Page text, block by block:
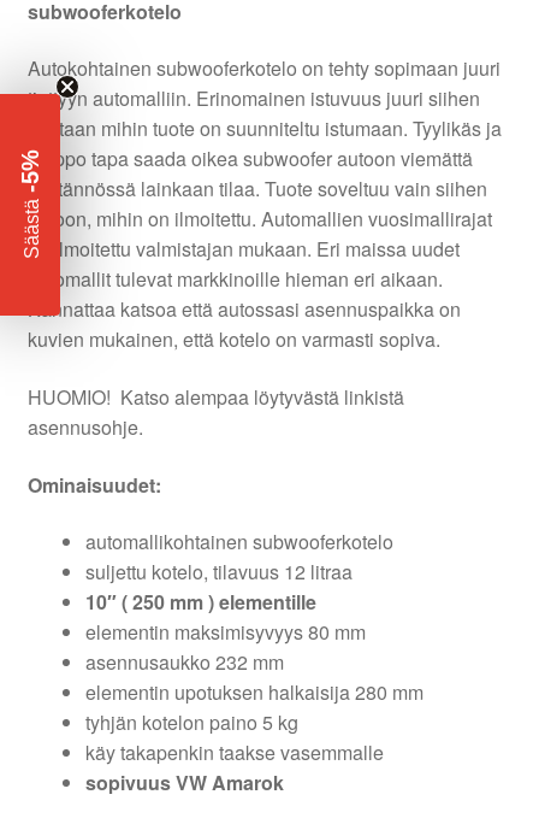
subwooferkotelo
Autokohtainen subwooferkotelo on tehty sopimaan juuri
tiettyyn automalliin. Erinomainen istuvuus juuri siihen
kohtaan mihin tuote on suunniteltu istumaan. Tyylikäs ja
helppo tapa saada oikea subwoofer autoon viemättä
käytännössä lainkaan tilaa. Tuote soveltuu vain siihen
autoon, mihin on ilmoitettu. Automallien vuosimallirajat
on ilmoitettu valmistajan mukaan. Eri maissa uudet
automallit tulevat markkinoille hieman eri aikaan.
Kannattaa katsoa että autossasi asennuspaikka on
kuvien mukainen, että kotelo on varmasti sopiva.
HUOMIO! Katso alempaa löytyvästä linkistä
asennusohje.
Ominaisuudet:
automallikohtainen subwooferkotelo
suljettu kotelo, tilavuus 12 litraa
10″ ( 250 mm ) elementille
elementin maksimisyvyys 80 mm
asennusaukko 232 mm
elementin upotuksen halkaisija 280 mm
tyhjän kotelon paino 5 kg
käy takapenkin taakse vasemmalle
sopivuus VW Amarok
Säästä
-5%